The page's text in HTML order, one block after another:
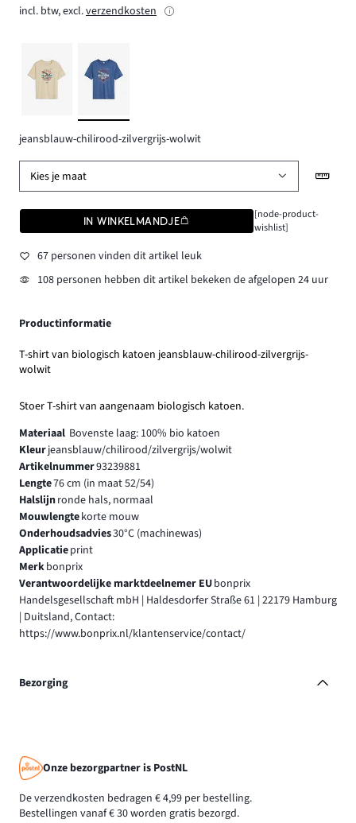
incl. btw, excl.verzendkosten
jeansblauw-chilirood-zilvergrijs-wolwit
Kies je maat
IN WINKELMANDJE
[node-product-
wishlist]
67 personen vinden dit artikel leuk
108 personen hebben dit artikel bekeken de afgelopen 24 uur
Productinformatie
T-shirt van biologisch katoen jeansblauw-chilirood-zilvergrijs-
wolwit
Stoer T-shirt van aangenaam biologisch katoen.
Materiaal Bovenste laag: 100% bio katoen
Kleurjeansblauw/chilirood/zilvergrijs/wolwit
Artikelnummer93239881
Lengte76 cm (in maat 52/54)
Halslijnronde hals, normaal
Mouwlengtekorte mouw
Onderhoudsadvies30°C (machinewas)
Applicatieprint
Merkbonprix
Verantwoordelijke marktdeelnemer EUbonprix
Handelsgesellschaft mbH | Haldesdorfer Straße 61 | 22179 Hamburg
| Duitsland, Contact:
https://www.bonprix.nl/klantenservice/contact/
Bezorging
Onze bezorgpartner is PostNL
De verzendkosten bedragen € 4,99 per bestelling.
Bestellingen vanaf € 30 worden gratis bezorgd.